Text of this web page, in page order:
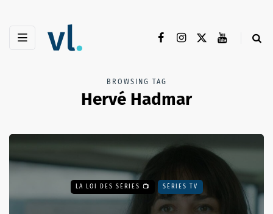
BROWSING TAG
Hervé Hadmar
LA LOI DES SÉRIES 📺 SÉRIES TV